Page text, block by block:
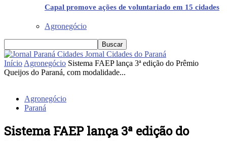
Capal promove ações de voluntariado em 15 cidades
Agronegócio
Jornal Cidades do Paraná
Início Agronegócio Sistema FAEP lança 3ª edição do Prêmio
Queijos do Paraná, com modalidade...
Agronegócio
Paraná
Sistema FAEP lança 3ª edição do